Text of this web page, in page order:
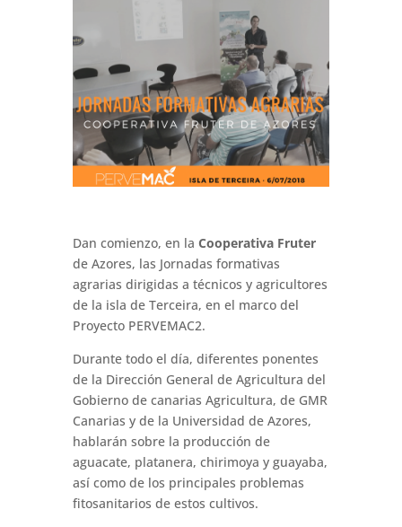
Dan comienzo, en la Cooperativa Fruter
de Azores, las Jornadas formativas
agrarias dirigidas a técnicos y agricultores
de la isla de Terceira, en el marco del
Proyecto PERVEMAC2.
Durante todo el día, diferentes ponentes
de la Dirección General de Agricultura del
Gobierno de canarias Agricultura, de GMR
Canarias y de la Universidad de Azores,
hablarán sobre la producción de
aguacate, platanera, chirimoya y guayaba,
así como de los principales problemas
fitosanitarios de estos cultivos.